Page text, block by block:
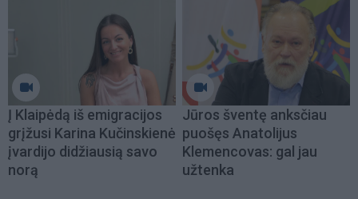
Į Klaipėdą iš emigracijos
grįžusi Karina Kučinskienė
įvardijo didžiausią savo
norą
Jūros šventę anksčiau
puošęs Anatolijus
Klemencovas: gal jau
užtenka